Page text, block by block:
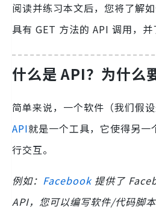
阅读并练习本文后，您将了解
具有 GET 方法的 API 调用，并
什么是 API？为什么
简单来说，一个软件（我们假
API就是一个工具，它使得另一
行交互。
例如： Facebook 提供了
API，您可以编写软件/代码脚